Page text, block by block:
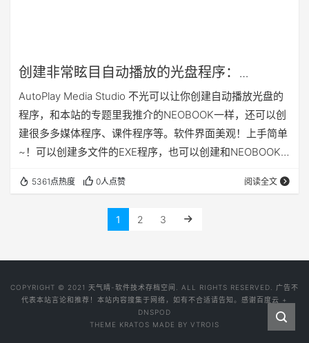
创建非常眩目自动播放的光盘程序：
AutoPlay Media Studio 8.5 英文版+不完全
汉化
AutoPlay Media Studio 不光可以让你创建自动播放光盘的
程序，和本站的专题里我推介的NEOBOOK一样，还可以创
建很多多媒体程序、课件程序等。软件界面美观！上手简单
~！可以创建多文件的EXE程序，也可以创建和NEOBOOK
AutoPlay Media Studio不得不说也是个非常好的多媒体开
发、课件制作的软件程序！适合学生、老师制作学习课件，
适合广大软件爱好者创建一个光盘目录程序、多媒体卡片、
5361点热度 0人点赞 阅读全文
1 2 3
COPYRIGHT © 2021 天气晴-软件技术存档空间. ALL RIGHTS RESERVED. 广告不
代表本站言论和推荐！本站内容搜集于网络，如有不合适请告知。感谢百度云 +
DNSPOD
THEME KRATOS MADE BY VTROIS